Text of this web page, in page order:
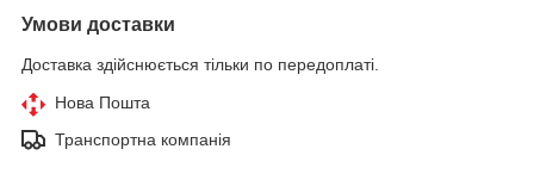
Умови доставки
Доставка здійснюється тільки по передоплаті.
Нова Пошта
Транспортна компанія